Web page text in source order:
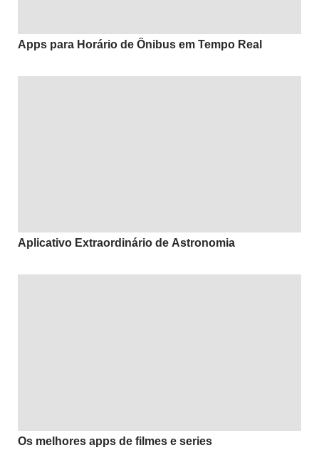
Apps para Horário de Ônibus em Tempo Real
Aplicativo Extraordinário de Astronomia
Os melhores apps de filmes e series